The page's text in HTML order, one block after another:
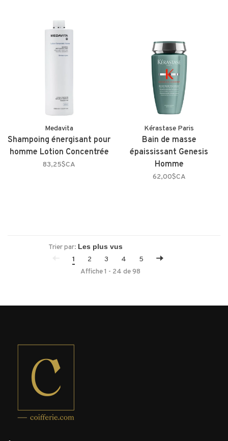
Medavita
Shampoing énergisant pour
homme Lotion Concentrée
83,25$CA
Kérastase Paris
Bain de masse
épaississant Genesis
Homme
62,00$CA
Trier par:
1
2 3 4
5
Affiche 1 - 24 de 98